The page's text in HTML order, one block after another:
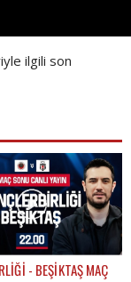
ilgili son
- BEŞİKTAŞ MAÇ